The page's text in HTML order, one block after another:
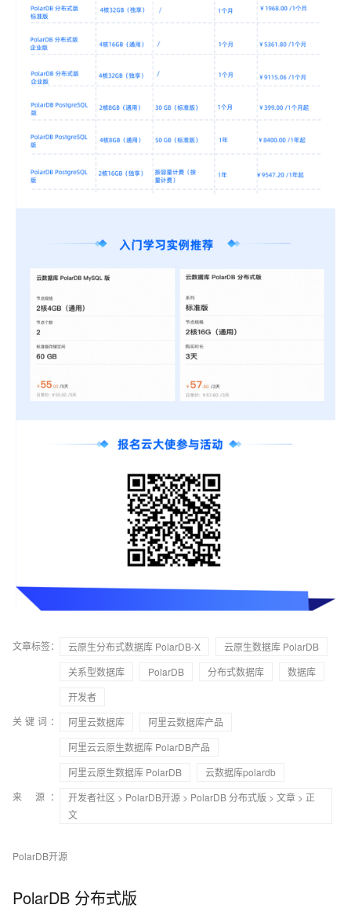
文章标签： 云原生分布式数据库 PolarDB-X
云原生数据库 PolarDB
关系型数据库
PolarDB 分布式数据库
数据库
开发者
关键词：
阿里云数据库
阿里云数据库产品
阿里云云原生数据库 PolarDB产品
阿里云原生数据库 PolarDB
云数据库polardb
来 源：
开发者社区 > PolarDB开源 > PolarDB 分布式版 > 文章 > 正
文
PolarDB开源
PolarDB 分布式版